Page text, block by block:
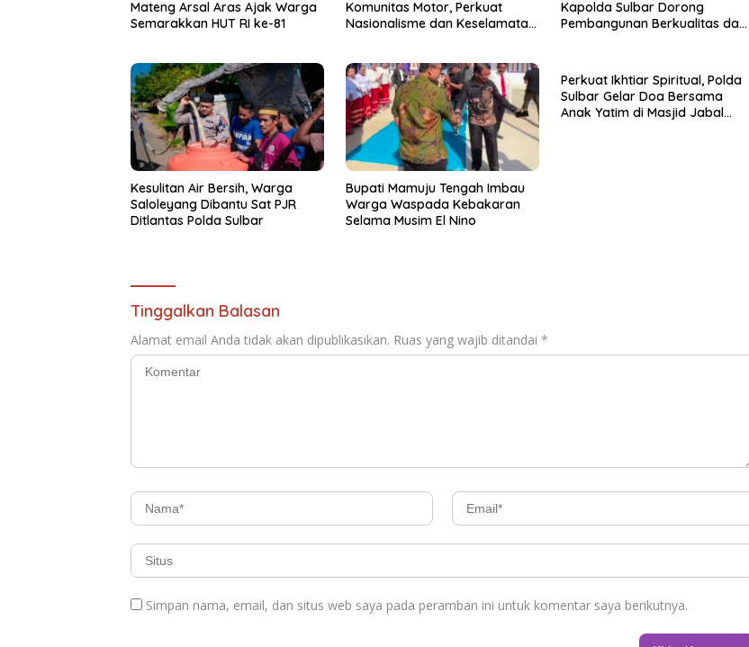
Mateng Arsal Aras Ajak Warga
Semarakkan HUT RI ke-81
Komunitas Motor, Perkuat
Nasionalisme dan Keselamatan
Kapolda Sulbar Dorong
Pembangunan Berkualitas dan
Kesulitan Air Bersih, Warga
Saloleyang Dibantu Sat PJR
Ditlantas Polda Sulbar
Bupati Mamuju Tengah Imbau
Warga Waspada Kebakaran
Selama Musim El Nino
Perkuat Ikhtiar Spiritual, Polda
Sulbar Gelar Doa Bersama
Anak Yatim di Masjid Jabal
Tinggalkan Balasan
Alamat email Anda tidak akan dipublikasikan. Ruas yang wajib ditandai *
Simpan nama, email, dan situs web saya pada peramban ini untuk komentar saya berikutnya.